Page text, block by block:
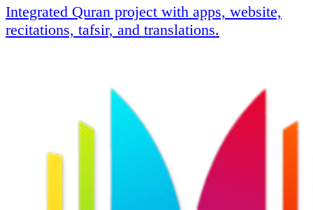
Integrated Quran project with apps, website,
recitations, tafsir, and translations.